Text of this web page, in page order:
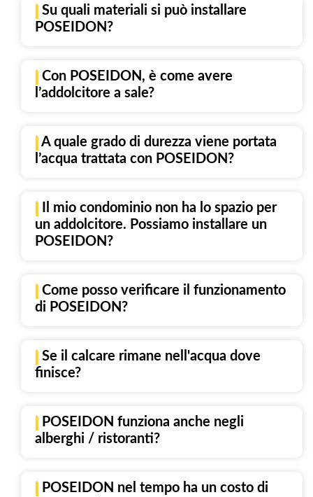
POSEIDON?
l’addolcitore a sale?
l’acqua trattata con POSEIDON?
un addolcitore. Possiamo installare un
POSEIDON?
di POSEIDON?
finisce?
alberghi / ristoranti?